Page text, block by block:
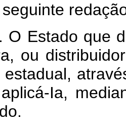
O Estado que
ou
Ia,